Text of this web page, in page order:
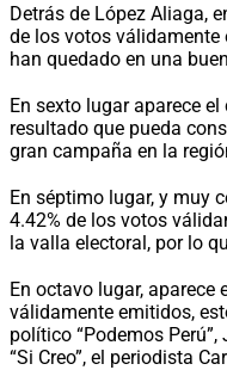
Detrás de López Aliaga,
de los votos
han quedado en una
En sexto lugar aparece
resultado que pueda
gran campaña en la
En séptimo lugar, y muy
4.42% de los votos
la valla electoral, por lo
En octavo lugar, aparece
válidamente emitidos,
político “Podemos
“Si Creo”, el periodista